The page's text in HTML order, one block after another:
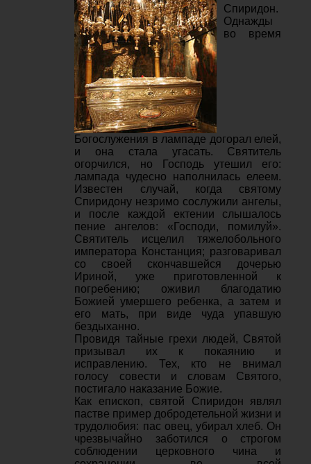
Спиридон.
Однажды
во время
Богослужения в лампаде догорал елей,
и она стала угасать. Святитель
огорчился, но Господь утешил его:
лампада чудесно наполнилась елеем.
Известен случай, когда святому
Спиридону незримо сослужили ангелы,
и после каждой ектении слышалось
пение ангелов: «Господи, помилуй».
Святитель исцелил тяжелобольного
императора Констанция; разговаривал
со своей скончавшейся дочерью
Ириной, уже приготовленной к
погребению; оживил благодатию
Божией умершего ребенка, а затем и
его мать, при виде чуда упавшую
бездыханно.
Провидя тайные грехи людей, Святой
призывал их к покаянию и
исправлению. Тех, кто не внимал
голосу совести и словам Святого,
постигало наказание Божие.
Как епископ, святой Спиридон являл
пастве пример добродетельной жизни и
трудолюбия: пас овец, убирал хлеб. Он
чрезвычайно заботился о строгом
соблюдении церковного чина и